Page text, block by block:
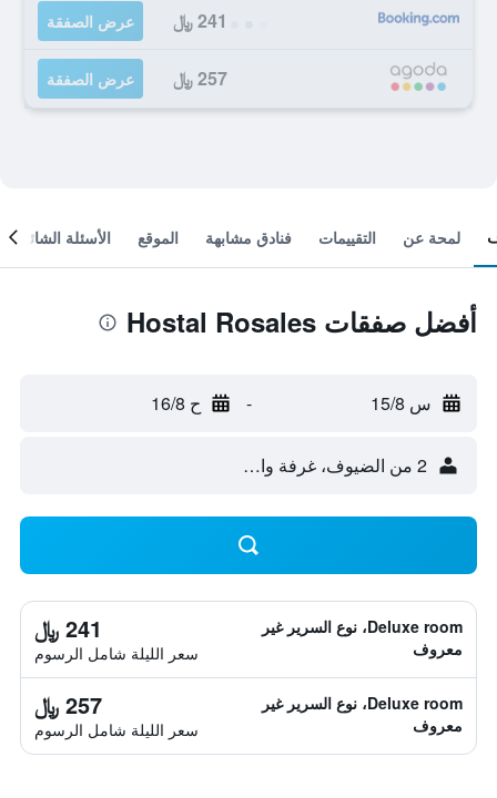
241 ﷼ عرض الصفقة
257 ﷼ عرض الصفقة
لمحة عن التقييمات فنادق مشابهة الموقع الأسئلة الشائعة
أفضل صفقات Hostal Rosales
س 15/8 - ح 16/8
2 من الضيوف، غرفة واحدة
Deluxe room، نوع السرير غير
معروف
241 ﷼
سعر الليلة شامل الرسوم
Deluxe room، نوع السرير غير
معروف
257 ﷼
سعر الليلة شامل الرسوم